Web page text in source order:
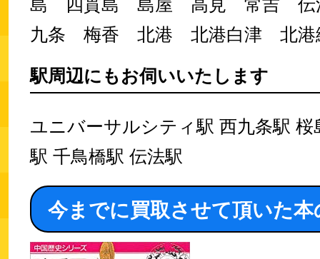
島 四貫島 島屋 高見 常吉
九条 梅香 北港 北港白津 北港
駅周辺にもお伺いいたします
ユニバーサルシティ駅 西九条駅 桜
駅 千鳥橋駅 伝法駅
今までに買取させて頂いた本